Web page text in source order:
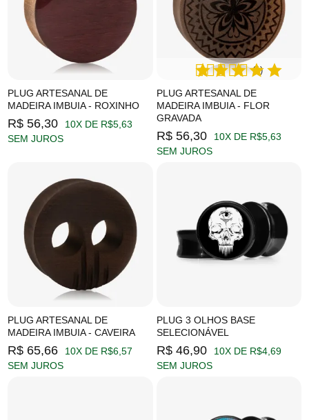
PLUG ARTESANAL DE
MADEIRA IMBUIA - ROXINHO
R$ 56,30
10X DE R$5,63
SEM JUROS
PLUG ARTESANAL DE
MADEIRA IMBUIA - FLOR
GRAVADA
(1)
R$ 56,30
10X DE R$5,63
SEM JUROS
PLUG ARTESANAL DE
MADEIRA IMBUIA - CAVEIRA
R$ 65,66
10X DE R$6,57
SEM JUROS
PLUG 3 OLHOS BASE
SELECIONÁVEL
R$ 46,90
10X DE R$4,69
SEM JUROS